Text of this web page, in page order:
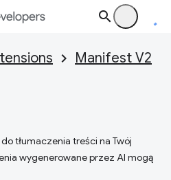
Manifest V2
tłumaczenia treści na Twój
wygenerowane przez AI mogą